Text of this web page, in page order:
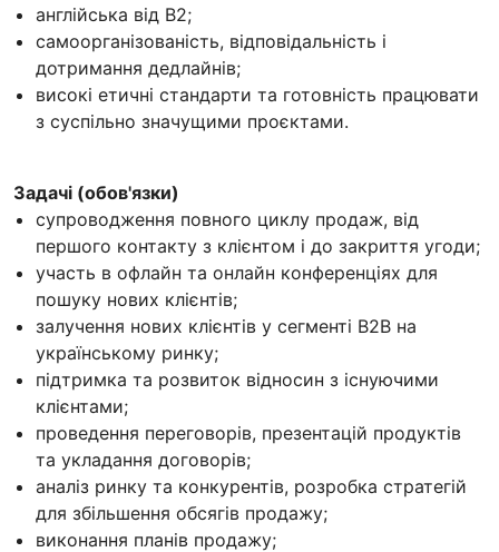
англійська від B2;
самоорганізованість, відповідальність і
дотримання дедлайнів;
високі етичні стандарти та готовність працювати
з суспільно значущими проєктами.
Задачі (обов'язки)
супроводження повного циклу продаж, від
першого контакту з клієнтом і до закриття угоди;
участь в офлайн та онлайн конференціях для
пошуку нових клієнтів;
залучення нових клієнтів у сегменті B2B на
українському ринку;
підтримка та розвиток відносин з існуючими
клієнтами;
проведення переговорів, презентацій продуктів
та укладання договорів;
аналіз ринку та конкурентів, розробка стратегій
для збільшення обсягів продажу;
виконання планів продажу;